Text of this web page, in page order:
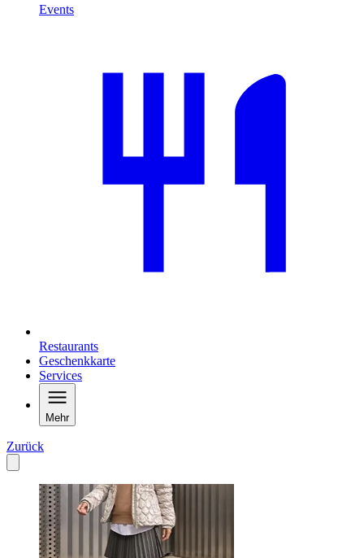
Events
Restaurants
Geschenkkarte
Services
Mehr
Zurück